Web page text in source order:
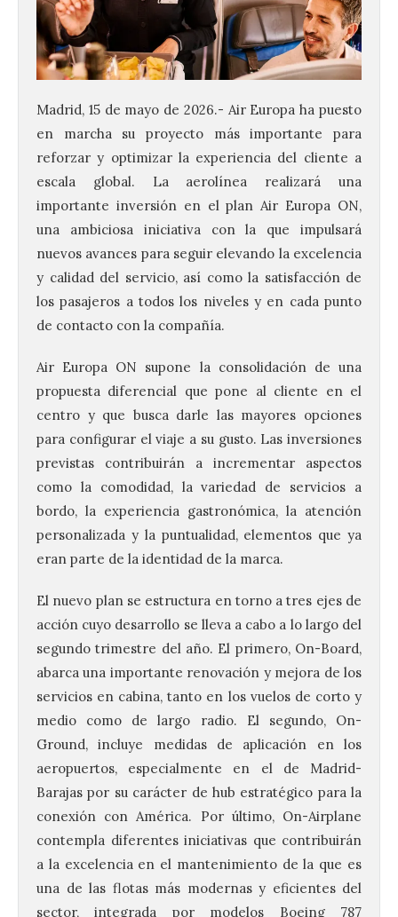
Madrid, 15 de mayo de 2026.- Air Europa ha puesto
en marcha su proyecto más importante para
reforzar y optimizar la experiencia del cliente a
escala global. La aerolínea realizará una
importante inversión en el plan Air Europa ON,
una ambiciosa iniciativa con la que impulsará
nuevos avances para seguir elevando la excelencia
y calidad del servicio, así como la satisfacción de
los pasajeros a todos los niveles y en cada punto
de contacto con la compañía.
Air Europa ON supone la consolidación de una
propuesta diferencial que pone al cliente en el
centro y que busca darle las mayores opciones
para configurar el viaje a su gusto. Las inversiones
previstas contribuirán a incrementar aspectos
como la comodidad, la variedad de servicios a
bordo, la experiencia gastronómica, la atención
personalizada y la puntualidad, elementos que ya
eran parte de la identidad de la marca.
El nuevo plan se estructura en torno a tres ejes de
acción cuyo desarrollo se lleva a cabo a lo largo del
segundo trimestre del año. El primero, On-Board,
abarca una importante renovación y mejora de los
servicios en cabina, tanto en los vuelos de corto y
medio como de largo radio. El segundo, On-
Ground, incluye medidas de aplicación en los
aeropuertos, especialmente en el de Madrid-
Barajas por su carácter de hub estratégico para la
conexión con América. Por último, On-Airplane
contempla diferentes iniciativas que contribuirán
a la excelencia en el mantenimiento de la que es
una de las flotas más modernas y eficientes del
sector, integrada por modelos Boeing 787